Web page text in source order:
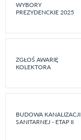
WYBORY
PREZYDENCKIE 2025
ZGŁOŚ AWARIĘ
KOLEKTORA
BUDOWA KANALIZACJI
SANITARNEJ - ETAP II